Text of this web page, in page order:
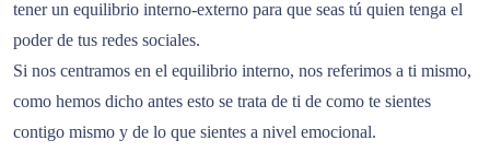
tener un equilibrio interno-externo para que seas tú quien tenga el
poder de tus redes sociales.
Si nos centramos en el equilibrio interno, nos referimos a ti mismo,
como hemos dicho antes esto se trata de ti de como te sientes
contigo mismo y de lo que sientes a nivel emocional.